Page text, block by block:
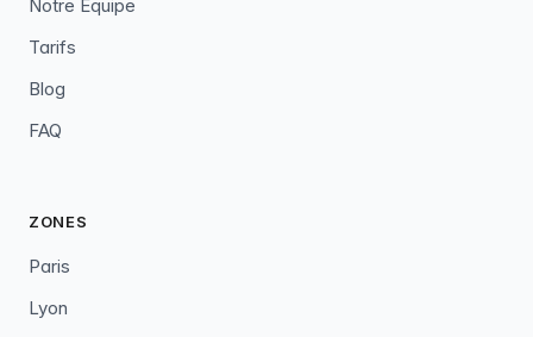
Notre Équipe
Tarifs
Blog
FAQ
ZONES
Paris
Lyon